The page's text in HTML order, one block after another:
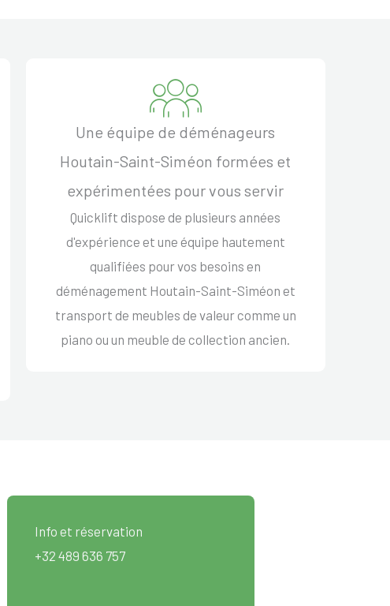
Une équipe de déménageurs
Houtain-Saint-Siméon formées et
expérimentées pour vous servir
Quicklift dispose de plusieurs années
d'expérience et une équipe hautement
qualifiées pour vos besoins en
déménagement Houtain-Saint-Siméon et
transport de meubles de valeur comme un
piano ou un meuble de collection ancien.
Info et réservation
+32 489 636 757